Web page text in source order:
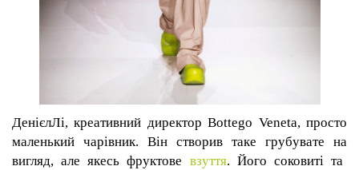
ДенієлЛі, креативний директор Bottego Veneta, просто
маленький чарівник. Він створив таке грубувате на
вигляд, але якесь фруктове взуття. Його соковиті та